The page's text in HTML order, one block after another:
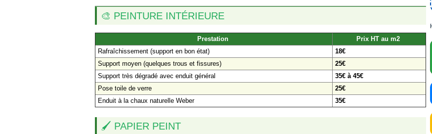
🎨 PEINTURE INTÉRIEURE
Prestation
Prix HT au m2
Rafraîchissement (support en bon état)
18€
Support moyen (quelques trous et fissures)
25€
Support très dégradé avec enduit général
35€ à 45€
Pose toile de verre
25€
Enduit à la chaux naturelle Weber
35€
🖌️ PAPIER PEINT